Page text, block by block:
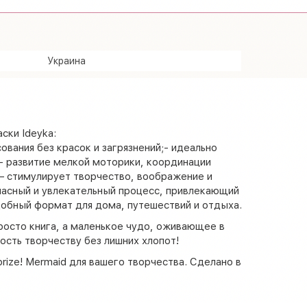
Украина
Ideyka:
без красок и загрязнений;- идеально
мелкой моторики, координации
творчество, воображение и
и увлекательный процесс, привлекающий
формат для дома, путешествий и отдыха.
книга, а маленькое чудо, оживающее в
творчеству без лишних хлопот!
Mermaid для вашего творчества. Сделано в